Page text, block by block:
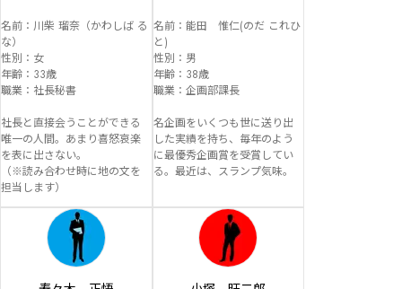
名前：川柴 瑠奈（かわしば る
な）
性別：女
年齢：33歳
職業：社長秘書
社長と直接会うことができる
唯一の人間。あまり喜怒哀楽
を表に出さない。
（※読み合わせ時に地の文を
担当します）
名前：能田　惟仁(のだ これひ
と)
性別：男
年齢：38歳
職業：企画部課長
名企画をいくつも世に送り出
した実績を持ち、毎年のよう
に最優秀企画賞を受賞してい
る。最近は、スランプ気味。